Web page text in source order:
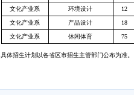
文化产业系 环境设计 12
文化产业系 产品设计 18
文化产业系 休闲体育 75
具体招生计划以各省区市招生主管部门公布为准。